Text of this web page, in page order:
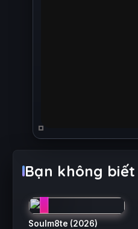
Bạn không
1
Soulm8te (2026)